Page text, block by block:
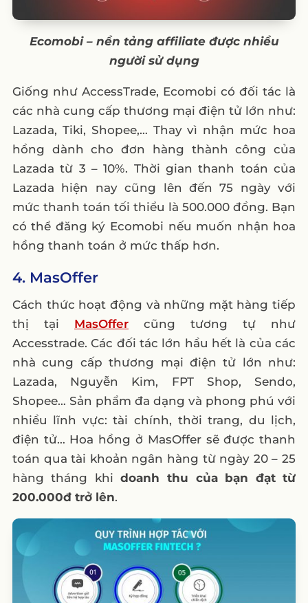
Ecomobi – nền tảng affiliate được nhiều
người sử dụng
Giống như AccessTrade, Ecomobi có đối tác là
các nhà cung cấp thương mại điện tử lớn như:
Lazada, Tiki, Shopee,… Thay vì nhận mức hoa
hồng dành cho đơn hàng thành công của
Lazada từ 3 – 10%. Thời gian thanh toán của
Lazada hiện nay cũng lên đến 75 ngày với
mức thanh toán tối thiểu là 500.000 đồng. Bạn
có thể đăng ký Ecomobi nếu muốn nhận hoa
hồng thanh toán ở mức thấp hơn.
4. MasOffer
Cách thức hoạt động và những mặt hàng tiếp
thị tại MasOffer
cũng tương tự như
Accesstrade. Các đối tác lớn hầu hết là của các
nhà cung cấp thương mại điện tử lớn như:
Lazada, Nguyễn Kim, FPT Shop, Sendo,
Shopee… Sản phẩm đa dạng và phong phú với
nhiều lĩnh vực: tài chính, thời trang, du lịch,
điện tử… Hoa hồng ở MasOffer sẽ được thanh
toán qua tài khoản ngân hàng từ ngày 20 – 25
hàng tháng khidoanh thu của bạn đạt từ
200.000đ trở lên.